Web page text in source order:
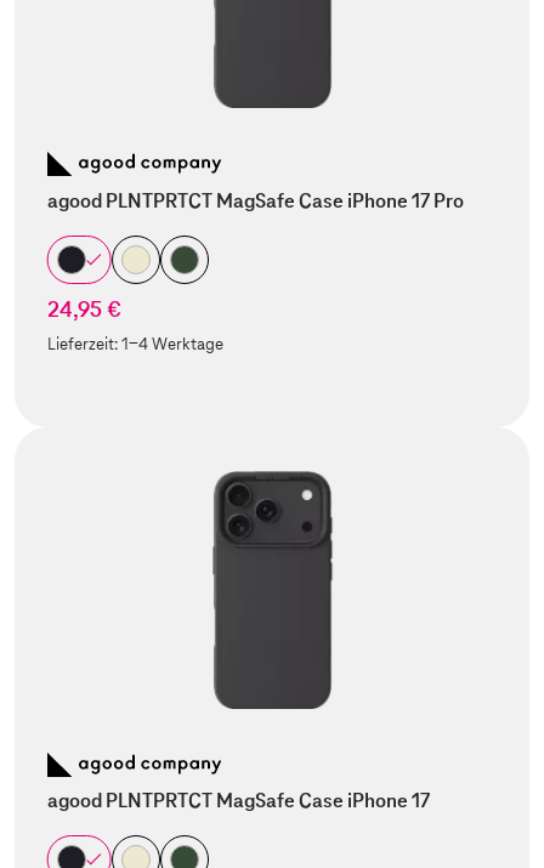
agood PLNTPRTCT MagSafe Case iPhone 17 Pro
24,95 €
Lieferzeit:1-4 Werktage
agood PLNTPRTCT MagSafe Case iPhone 17